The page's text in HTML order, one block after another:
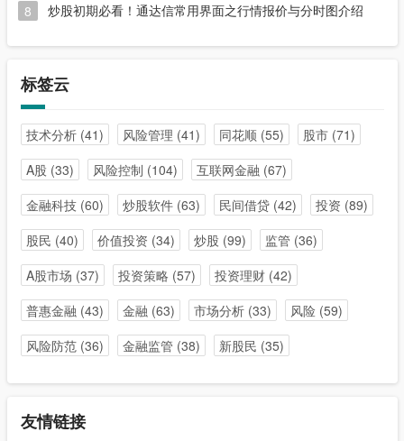
8
炒股初期必看！通达信常用界面之行情报价与分时图介绍
标签云
技术分析(41) 风险管理 (41) 同花顺(55) 股市(71)
A股 (33) 风险控制 (104) 互联网金融 (67)
金融科技(60) 炒股软件(63) 民间借贷(42) 投资 (89)
股民 (40) 价值投资 (34) 炒股 (99) 监管 (36)
A股市场 (37) 投资策略 (57) 投资理财(42)
普惠金融 (43) 金融 (63) 市场分析(33) 风险(59)
风险防范(36) 金融监管 (38) 新股民 (35)
友情链接